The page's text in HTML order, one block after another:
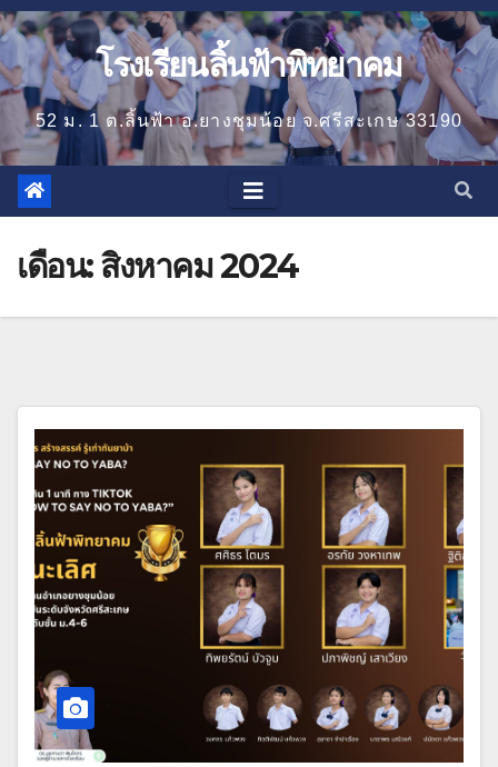
โรงเรียนลิ้นฟ้าพิทยาคม
52 ม. 1 ต.ลิ้นฟ้า อ.ยางชุมน้อย จ.ศรีสะเกษ 33190
เดือน:สิงหาคม 2024